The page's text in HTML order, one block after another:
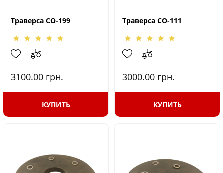
Траверса СО-199
3100.00 грн.
КУПИТЬ
Траверса СО-111
3000.00 грн.
КУПИТЬ